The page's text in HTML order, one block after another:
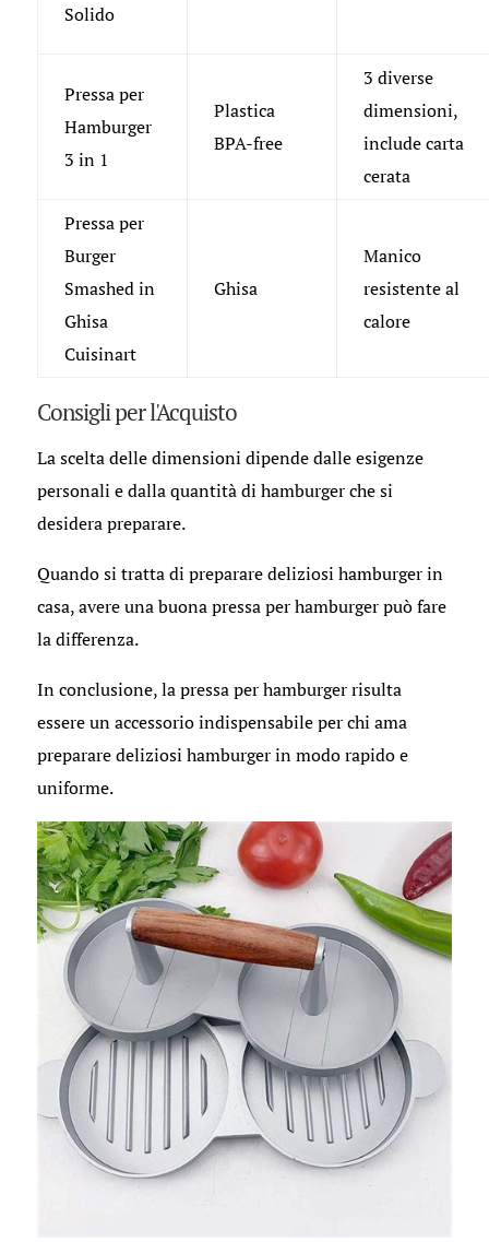
Solido
Pressa per
Hamburger
3 in 1
Plastica
BPA-free
3 diverse
dimensioni,
include carta
cerata
Pressa per
Burger
Smashed in
Ghisa
Cuisinart
Ghisa
Manico
resistente al
calore
Consigli per l'Acquisto
La scelta delle dimensioni dipende dalle esigenze
personali e dalla quantità di hamburger che si
desidera preparare.
Quando si tratta di preparare deliziosi hamburger in
casa, avere una buona pressa per hamburger può fare
la differenza.
In conclusione, la pressa per hamburger risulta
essere un accessorio indispensabile per chi ama
preparare deliziosi hamburger in modo rapido e
uniforme.